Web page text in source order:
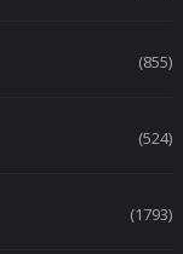
(855)
(524)
(1793)